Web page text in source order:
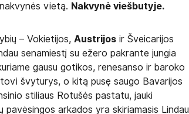
vietą. Nakvynė viešbutyje.
– Vokietijos,Austrijos ir Šveicarijos
senamiestį su ežero pakrante jungia
gausu gotikos, renesanso ir baroko
švyturys, o kitą pusę saugo Bavarijos
stiliaus Rotušės pastatu, jauki
arkados yra skiriamasis Lindau